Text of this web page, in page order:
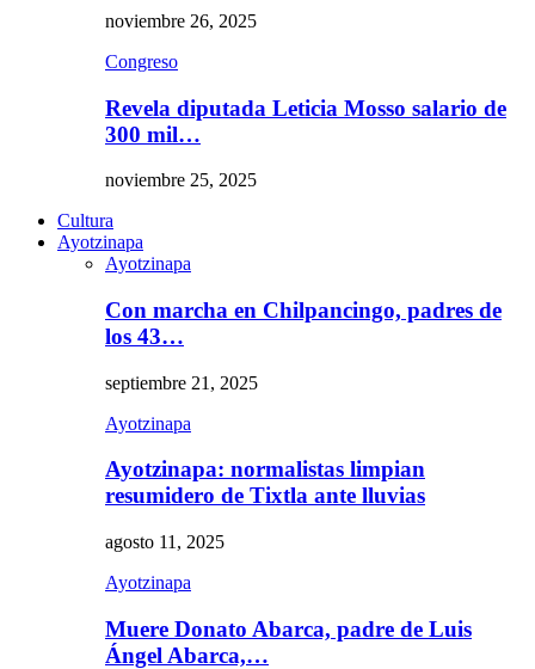
noviembre 26, 2025
Congreso
Revela diputada Leticia Mosso salario de
300 mil…
noviembre 25, 2025
Cultura
Ayotzinapa
Ayotzinapa
Con marcha en Chilpancingo, padres de
los 43…
septiembre 21, 2025
Ayotzinapa
Ayotzinapa: normalistas limpian
resumidero de Tixtla ante lluvias
agosto 11, 2025
Ayotzinapa
Muere Donato Abarca, padre de Luis
Ángel Abarca,…